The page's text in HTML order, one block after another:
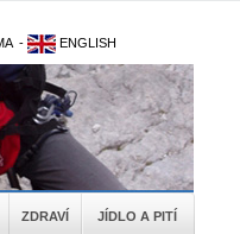
- ENGLISH
ZDRAVÍ JÍDLO A PITÍ